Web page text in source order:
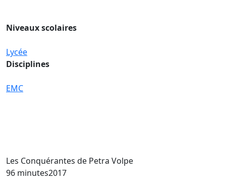
Niveaux scolaires
Lycée
Disciplines
EMC
Les Conquérantes de Petra Volpe
96 minutes2017